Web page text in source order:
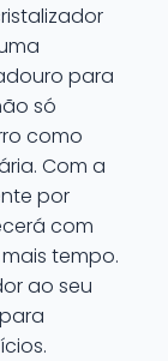
para
só
como
Com a
por
com
tempo.
ao seu